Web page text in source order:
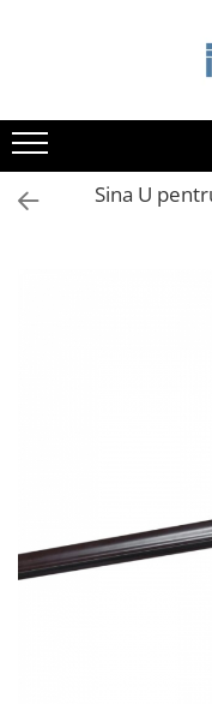
Materiale de constructii
Termoizolatii
Vata minerala
Adezivi
Gleturi
Sina U